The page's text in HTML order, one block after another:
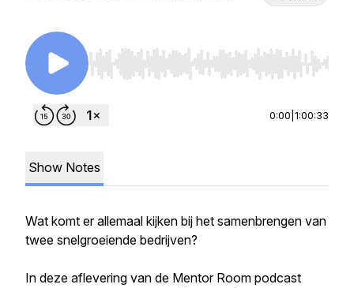
Use Left/Right to seek, Home/End to jump to
0:00 1:00:33
Show Notes
Wat komt er allemaal kijken bij het samenbrengen van
twee snelgroeiende bedrijven?
In deze aflevering van de Mentor Room podcast